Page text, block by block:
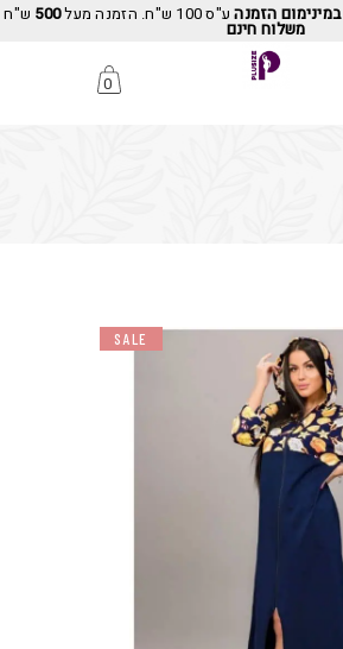
במינימום הזמנהע"ס 100 ש"ח. הזמנה מעל 500 ש"ח
משלוח חינם
0
SALE